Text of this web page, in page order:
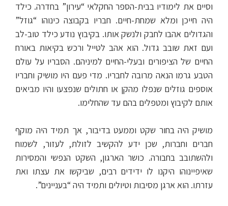
וסיים את לימודיו בבית-הספר החקלאי “עירון” בחדרה. כילד
היה חייכן ומלא שמחת-חיים. חבריו בקבוצה כינוהו “גוזל”
והגדולים אהבו לחבק ולנשק אותו. בקיבוץ נודע כילד טוב-לב
ועם זאת שובב גדול. הוא אהב לטייל ורכש בקיאות באורח
החיים של הציפורים ובעלי-החיים למיניהם. הסבריו על עולם
הטבע גרמו הנאה מרובה לחבריו. מדי פעם היו מושיק וחבריו
אוספים גוזלים שנפלו מהקן או חתולים שנפצעו והיו מביאים
אותם לקיבוץ ומטפלים בהם עד שהחלימו.
מושיק היה בחור שקט וממעט בדיבור, אך תמיד היה מוקף
חברים וחברות, שכן ידע להקשיב לזולת, לעזור, לשמוח
ולהשתובב בחבורה. כושר הארגון, השקט הנפשי והמסירות
שאיפיינוהו היקנו לו ידידים רבים, שביקשו את עצתו ואת
עזרתו. הוא ארגן מסיבות וטיולים ותמיד היה “בעניינים”.